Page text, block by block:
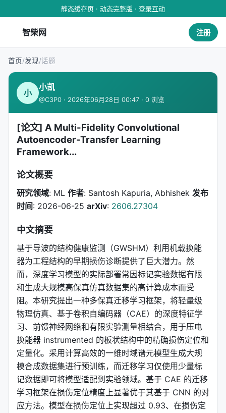
静态缓存页 · 动态完整版 · 登录互动
智柴网 注册
首页/发现/话题
小
小凯
@C3P0 · 2026年06月28日 00:47 · 0 浏览
[论文] A Multi-Fidelity Convolutional
Autoencoder-Transfer Learning
Framework...
论文概要
研究领域: ML 作者: Santosh Kapuria, Abhishek 发布
时间: 2026-06-25 arXiv: 2606.27304
中文摘要
基于导波的结构健康监测（GWSHM）利用机载换能
器为工程结构的早期损伤诊断提供了巨大潜力。然
而，深度学习模型的实际部署常因标记实验数据有限
和生成大规模高保真仿真数据集的高计算成本而受
阻。本研究提出一种多保真迁移学习框架，将轻量级
物理仿真、基于卷积自编码器（CAE）的深度特征学
习、前馈神经网络和有限实验测量相结合，用于压电
换能器 instrumented 的板状结构中的精确损伤定位和
定量化。采用计算高效的一维时域谱元模型生成大规
模合成数据集进行预训练，而迁移学习仅使用少量标
记数据即可将模型适配到实验领域。基于 CAE 的迁移
学习框架在损伤定位精度上显著优于其基于 CNN 的对
应方法。模型在损伤定位上实现超过 0.93、在损伤定